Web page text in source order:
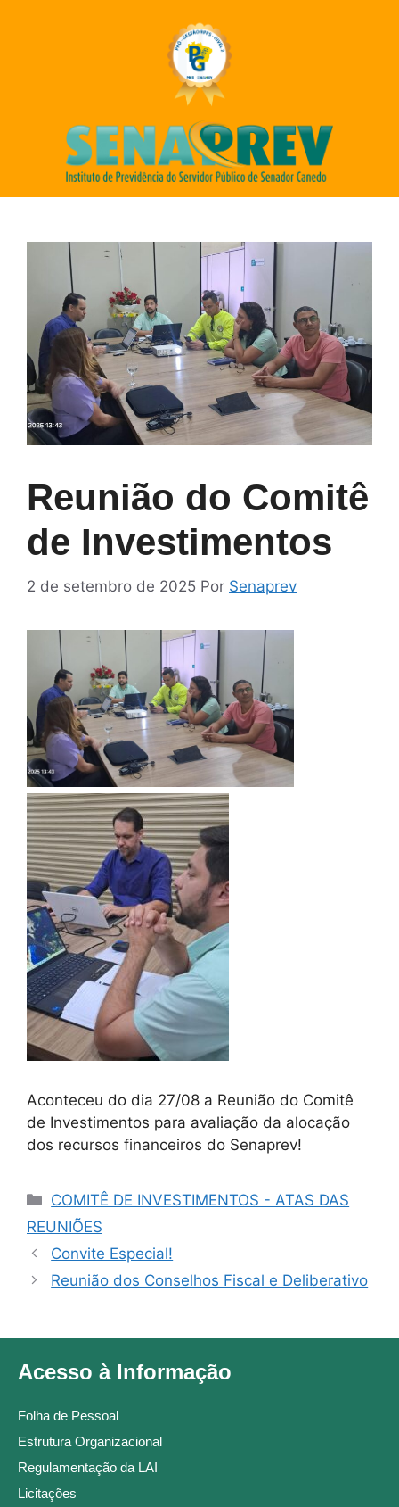
Reunião do Comitê
de Investimentos
2 de setembro de 2025 Por Senaprev
Aconteceu do dia 27/08 a Reunião do Comitê
de Investimentos para avaliação da alocação
dos recursos financeiros do Senaprev!
COMITÊ DE INVESTIMENTOS - ATAS DAS
REUNIÕES
Convite Especial!
Reunião dos Conselhos Fiscal e Deliberativo
Acesso à Informação
Folha de Pessoal
Estrutura Organizacional
Regulamentação da LAI
Licitações